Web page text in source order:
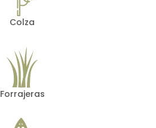
Colza
Forrajeras